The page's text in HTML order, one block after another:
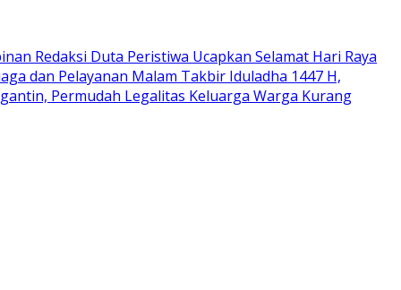
Redaksi Duta Peristiwa Ucapkan Selamat Hari Raya
dan Pelayanan Malam Takbir Iduladha 1447 H,
Permudah Legalitas Keluarga Warga Kurang